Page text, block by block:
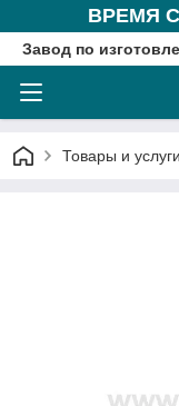
ВРЕМЯ
Завод по
Товары и услуги